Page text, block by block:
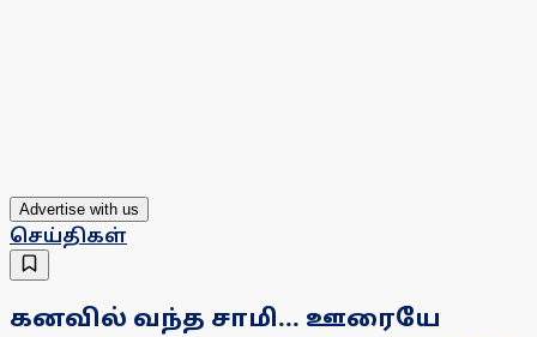
Advertise with us
செய்திகள்
கனவில் வந்த சாமி... ஊரையே